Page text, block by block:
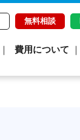
無料相談
費用について